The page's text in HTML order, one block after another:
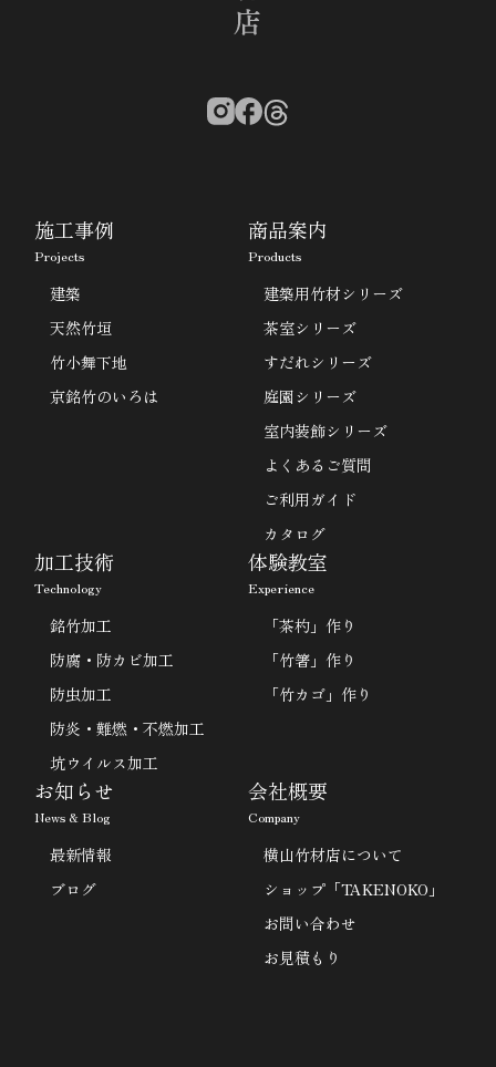
施工事例
Projects
建築
天然竹垣
竹小舞下地
京銘竹のいろは
商品案内
Products
建築用竹材シリーズ
茶室シリーズ
すだれシリーズ
庭園シリーズ
室内装飾シリーズ
よくあるご質問
ご利用ガイド
カタログ
加工技術
Technology
銘竹加工
防腐・防カビ加工
防虫加工
防炎・難燃・不燃加工
坑ウイルス加工
体験教室
Experience
「茶杓」作り
「竹箸」作り
「竹カゴ」作り
お知らせ
News & Blog
最新情報
ブログ
会社概要
Company
横山竹材店について
ショップ「TAKENOKO」
お問い合わせ
お見積もり